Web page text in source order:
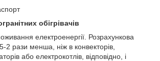
обігрівачів
електроенергії. Розрахункова
2 рази менша, ніж в конвекторів,
або електрокотлів, відповідно, і